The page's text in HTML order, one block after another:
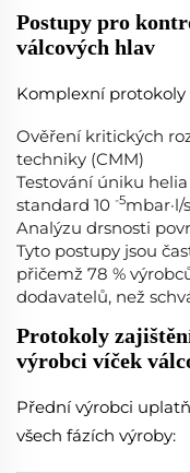
Postupy pro
válcových hlav
Komplexní
Ověření kritických
techniky (CMM)
Testování úniku
standard 10 -5mbar·l/
Analýzu drsnosti
Tyto postupy jsou
přičemž 78 %
dodavatelů, než
Protokoly
výrobci víček
Přední výrobci
všech fázích výroby: